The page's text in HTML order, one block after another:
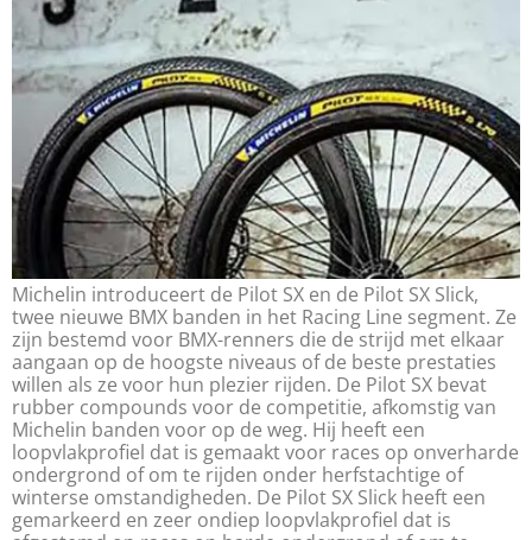
Michelin introduceert de Pilot SX en de Pilot SX Slick,
twee nieuwe BMX banden in het Racing Line segment. Ze
zijn bestemd voor BMX-renners die de strijd met elkaar
aangaan op de hoogste niveaus of de beste prestaties
willen als ze voor hun plezier rijden. De Pilot SX bevat
rubber compounds voor de competitie, afkomstig van
Michelin banden voor op de weg. Hij heeft een
loopvlakprofiel dat is gemaakt voor races op onverharde
ondergrond of om te rijden onder herfstachtige of
winterse omstandigheden. De Pilot SX Slick heeft een
gemarkeerd en zeer ondiep loopvlakprofiel dat is